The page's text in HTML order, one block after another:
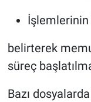
belirterek
süreç
Bazı